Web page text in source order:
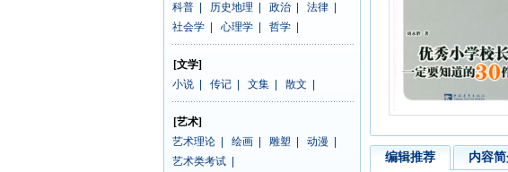
科普
历史地理 政治 法律
社会学
心理学 哲学
[文学]
小说
传记 文集 散文
[艺术]
艺术理论
绘画 雕塑 动漫
艺术类考试
编辑推荐 内容